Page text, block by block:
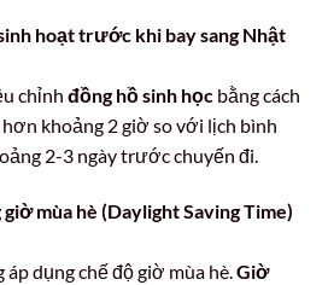
hoạt trước khi bay sang Nhật
chỉnh đồng hồ sinh học bằng cách
khoảng 2 giờ so với lịch bình
2-3 ngày trước chuyến đi.
mùa hè (Daylight Saving Time)
dụng chế độ giờ mùa hè.Giờ